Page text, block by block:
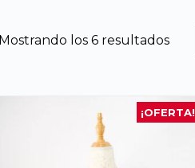
Mostrando los 6 resultados
¡OFERTA!